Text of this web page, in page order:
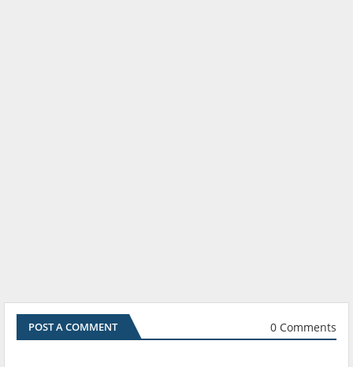
POST A COMMENT 0 Comments